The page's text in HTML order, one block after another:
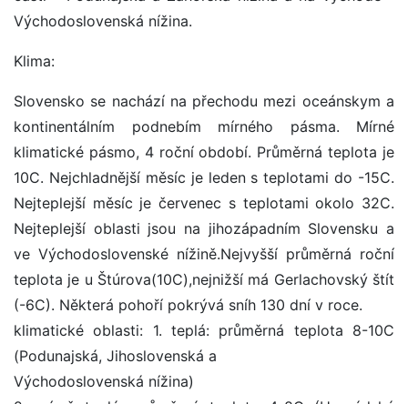
Východoslovenská nížina.
Klima:
Slovensko se nachází na přechodu mezi oceánskym a
kontinentálním podnebím mírného pásma. Mírné
klimatické pásmo, 4 roční období. Průměrná teplota je
10C. Nejchladnější měsíc je leden s teplotami do -15C.
Nejteplejší měsíc je červenec s teplotami okolo 32C.
Nejteplejší oblasti jsou na jihozápadním Slovensku a
ve Východoslovenské nížině.Nejvyšší průměrná roční
teplota je u Štúrova(10C),nejnižší má Gerlachovský štít
(-6C). Některá pohoří pokrývá sníh 130 dní v roce.
klimatické oblasti: 1. teplá: průměrná teplota 8-10C
(Podunajská, Jihoslovenská a
Východoslovenská nížina)